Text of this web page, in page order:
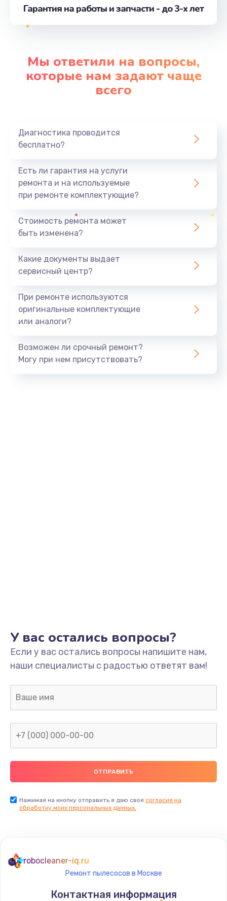
Замена мультиклапана
от 1000 руб.
Замена микровыключателя
от 1000 руб.
Заказать
от 1000 руб.
от 2500 руб.
Гарантия на работы и запчасти - до 3-х лет
Мы ответили на вопросы,
которые нам задают чаще
всего
Диагностика проводится
бесплатно?
Есть ли гарантия на услуги
ремонта и на используемые
при ремонте комплектующие?
Стоимость ремонта может
быть изменена?
Какие документы выдает
сервисный центр?
При ремонте используются
оригинальные комплектующие
или аналоги?
Возможен ли срочный ремонт?
Могу при нем присутствовать?
У вас остались вопросы?
Если у вас остались вопросы напишите нам,
наши специалисты с радостью ответят вам!
Нажимая на кнопку отправить я даю свое согласие на
обработку моих персональных данных.
robocleaner-iq.ru
Ремонт пылесосов в Москве
Контактная информация